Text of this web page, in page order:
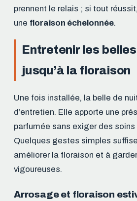
prennent le relais ; si tout
une floraison échelonnée.
Entretenir les
jusqu’à la floraison
Une fois installée, la belle de
d’entretien. Elle apporte une
parfumée sans exiger des
Quelques gestes simples
améliorer la floraison et à
vigoureuses.
Arrosage et floraison